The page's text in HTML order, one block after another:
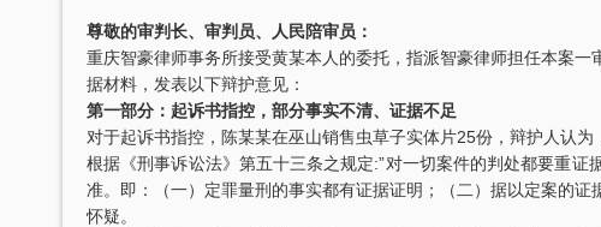
尊敬的审判长、审判员、人民陪审员：
重庆智豪律师事务所接受黄某本人的委托，指派智豪律师担任本案
据材料，发表以下辩护意见：
第一部分：起诉书指控，部分事实不清、证据不足
对于起诉书指控，陈某某在巫山销售虫草子实体片25份，辩护人认为
根据《刑事诉讼法》第五十三条之规定:”对一切案件的判处都要重
准。即：（一）定罪量刑的事实都有证据证明；（二）据以定案的
怀疑。